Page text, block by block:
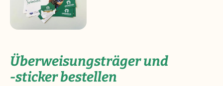
Überweisungsträger und
-sticker bestellen